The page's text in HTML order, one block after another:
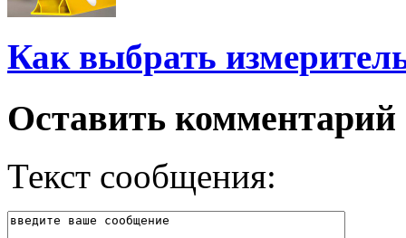
Как выбрать
Оставить комментарий
Текст сообщения: